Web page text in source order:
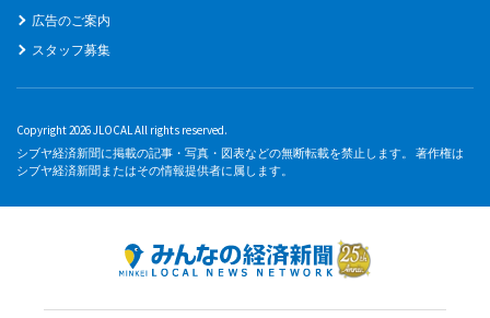
広告のご案内
スタッフ募集
Copyright 2026 JLOCAL All rights reserved.
シブヤ経済新聞に掲載の記事・写真・図表などの無断転載を禁止します。 著作権は
シブヤ経済新聞またはその情報提供者に属します。